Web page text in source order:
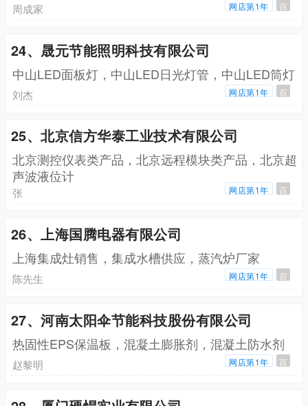
周成家 网店第1年 百
24、晟元节能照明科技有限公司
中山LED面板灯，中山LED日光灯管，中山LED筒灯
刘杰 网店第1年 百
25、北京信方华泰工业技术有限公司
北京测控仪表类产品，北京远程模块类产品，北京超
声波液位计
张 网店第1年 百
26、上海国腾电器有限公司
上海集成灶销售，集成水槽供应，蒸汽炉厂家
陈先生 网店第1年 百
27、河南太阳伞节能科技股份有限公司
热固性EPS保温板，混凝土膨胀剂，混凝土防水剂
赵黎明 网店第1年 百